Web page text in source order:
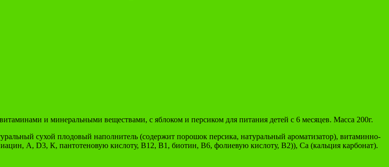
и минеральными веществами, с яблоком и персиком для питания детей с 6 месяцев. Масса 200г.
сухой плодовый наполнитель (содержит порошок персика, натуральный ароматизатор), витаминно-
А, D3, К, пантотеновую кислоту, В12, В1, биотин, В6, фолиевую кислоту, В2)), Ca (кальция карбонат).